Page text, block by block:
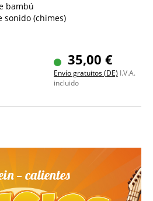
bambú
sonido (chimes)
Sela
metálico para colgar35,00 €
Envío gratuitos (DE) I.V.A.
incluido